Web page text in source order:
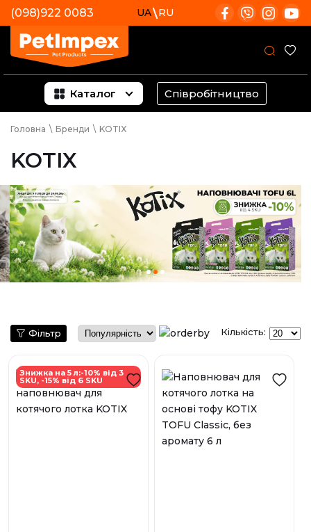
(098)922 0083 UA RU
Каталог Співробітництво
Головна \ Бренди \ KOTIX
KOTIX
Фільтр Кількість:
Знижка на 5 л:-10% від 3
SKU, -15% від 6 SKU